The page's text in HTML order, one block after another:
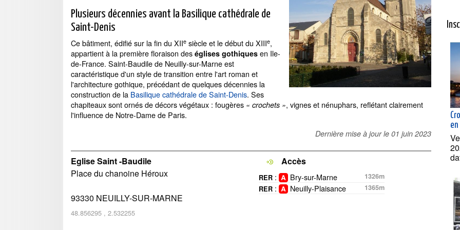
Plusieurs décennies avant la Basilique cathédrale de
Saint-Denis
Ce bâtiment, édifié sur la fin du XIIe siècle et le début du XIIIe,
appartient à la première floraison des églises gothiques en Ile-
de-France. Saint-Baudile de Neuilly-sur-Marne est
caractéristique d'un style de transition entre l'art roman et
l'architecture gothique, précédant de quelques décennies la
construction de la Basilique cathédrale de Saint-Denis. Ses
chapiteaux sont ornés de décors végétaux : fougères « crochets », vignes et nénuphars, reflétant clairement
l'influence de Notre-Dame de Paris.
Dernière mise à jour le 01 juin 2023
Eglise Saint -Baudile
Place du chanoine Héroux
93330 NEUILLY-SUR-MARNE
48.856295 , 2.532255
Accès
RER : Bry-sur-Marne
1326m
RER : Neuilly-Plaisance 1365m
en